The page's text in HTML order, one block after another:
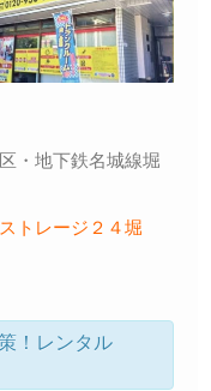
・地下鉄名城線堀
トレージ２４堀
！レンタル